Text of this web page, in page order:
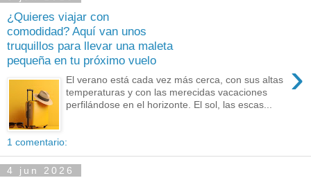
¿Quieres viajar con
comodidad? Aquí van unos
truquillos para llevar una maleta
pequeña en tu próximo vuelo
›
El verano está cada vez más cerca, con sus altas
temperaturas y con las merecidas vacaciones
perfilándose en el horizonte. El sol, las escas...
1 comentario:
4 jun 2026